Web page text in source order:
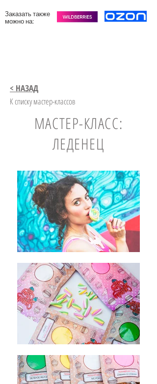
Заказать также
можно на:
< НАЗАД
К списку мастер-классов
МАСТЕР-КЛАСС:
ЛЕДЕНЕЦ